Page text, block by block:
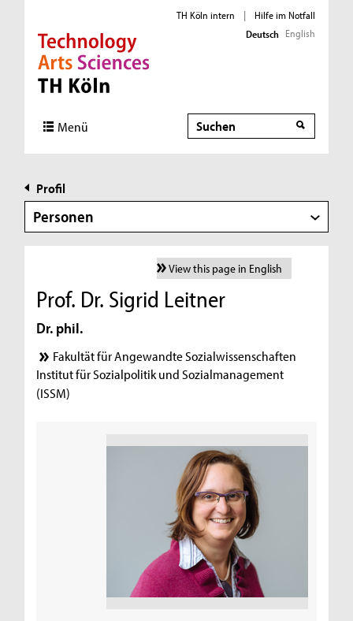
Direkt zur Hauptnavigation
Direkt zur Subnavigation
Direkt zum Inhalt
Direkt zum Fußbereich
TH Köln intern |
Hilfe im Notfall
Deutsch English
Menü Suche
Profil
Personen
View this page in English
Prof. Dr. Sigrid Leitner
Dr. phil.
Fakultät für Angewandte Sozialwissenschaften
Institut für Sozialpolitik und Sozialmanagement
(ISSM)